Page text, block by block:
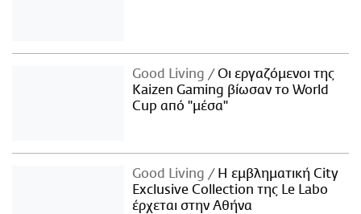
Good Living
Οι εργαζόμενοι της
Kaizen Gaming βίωσαν το World
Cup από "μέσα"
Good Living
Η εμβληματική City
Exclusive Collection της Le Labo
έρχεται στην Αθήνα